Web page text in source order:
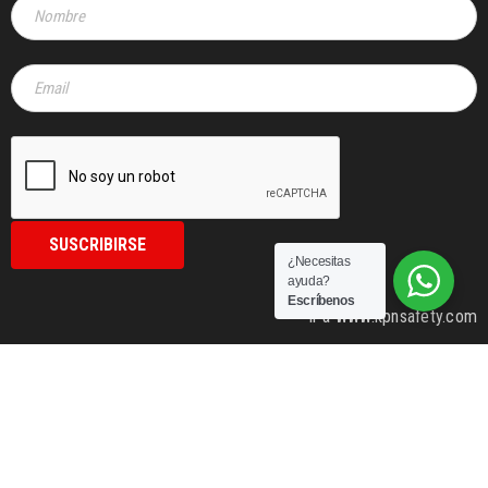
ir a www.kpnsafety.com
¿Necesitas
ayuda?
Escríbenos